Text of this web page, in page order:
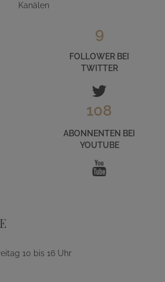
Kanälen
9
FOLLOWER BEI
TWITTER
108
ABONNENTEN BEI
YOUTUBE
10 bis 16 Uhr